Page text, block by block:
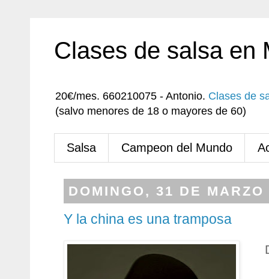
Clases de salsa en
20€/mes. 660210075 - Antonio. Clases de
(salvo menores de 18 o mayores de 60)
Salsa Campeon del Mundo
DOMINGO, 31 DE
Y la china es una tramposa